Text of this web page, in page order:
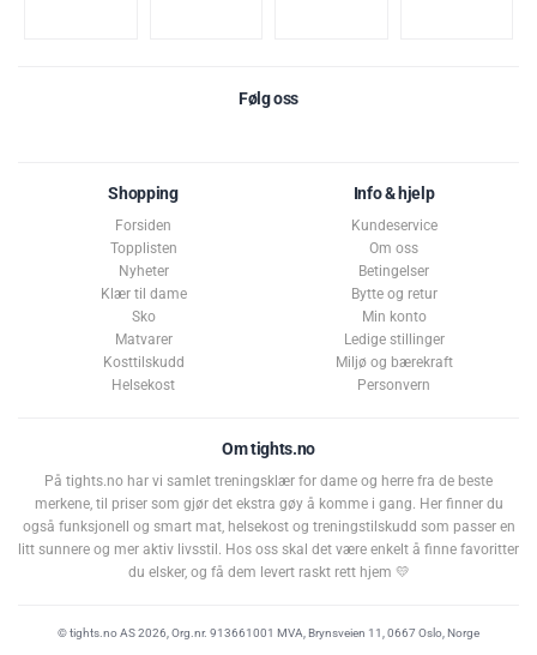
Følg oss
Shopping
Forsiden
Topplisten
Nyheter
Klær til dame
Sko
Matvarer
Kosttilskudd
Helsekost
Info & hjelp
Kundeservice
Om oss
Betingelser
Bytte og retur
Min konto
Ledige stillinger
Miljø og bærekraft
Personvern
Om tights.no
På tights.no har vi samlet treningsklær for dame og herre fra de beste
merkene, til priser som gjør det ekstra gøy å komme i gang. Her finner du
også funksjonell og smart mat, helsekost og treningstilskudd som passer en
litt sunnere og mer aktiv livsstil. Hos oss skal det være enkelt å finne favoritter
du elsker, og få dem levert raskt rett hjem 💛
© tights.no AS 2026, Org.nr. 913661001 MVA, Brynsveien 11, 0667 Oslo, Norge